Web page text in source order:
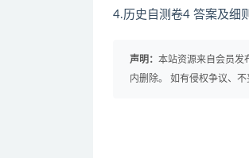
4.历史自测卷4 答案及细
声明： 本站资源来自会员发
内删除。 如有侵权争议、